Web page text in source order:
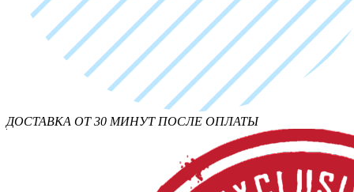
ДОСТАВКА ОТ 30 МИНУТ ПОСЛЕ ОПЛАТЫ